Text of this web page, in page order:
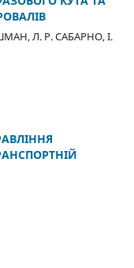
Л. Р. САБАРНО, І.